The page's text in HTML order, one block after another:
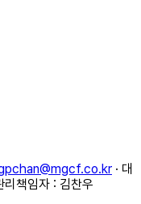
· 대
책임자 : 김찬우